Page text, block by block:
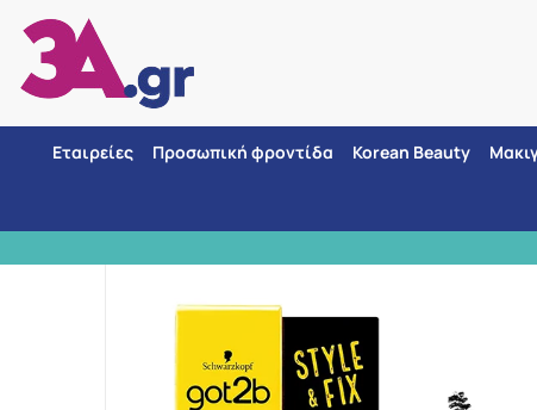
Εταιρείες Προσωπική φροντίδα Korean Beauty
Αρχική / Εταιρίες